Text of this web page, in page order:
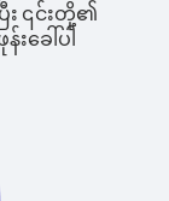
၎င်းတို့၏
ခေါ်ပါ